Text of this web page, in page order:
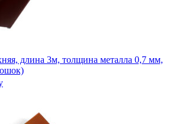
длина 3м, толщина металла 0,7 мм,